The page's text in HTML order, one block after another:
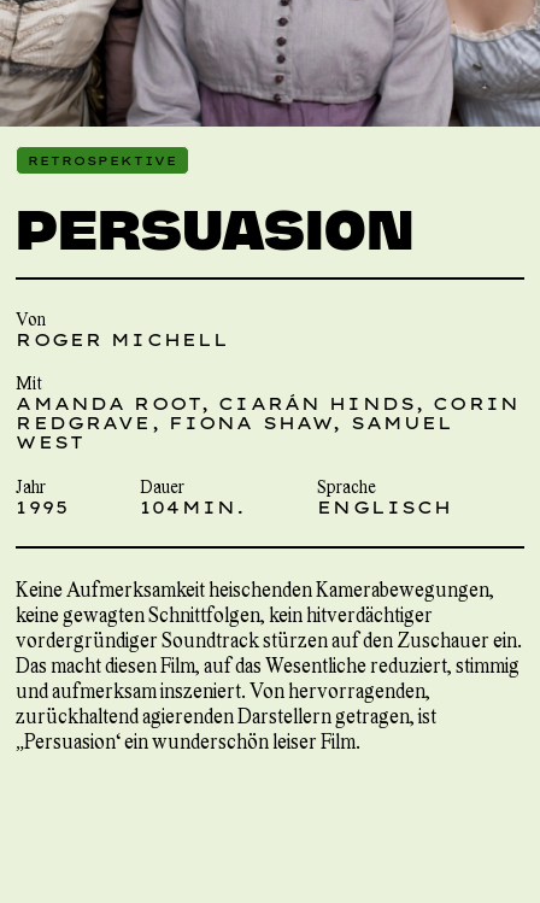
RETROSPEKTIVE
PERSUASION
Von
ROGER MICHELL
Mit
AMANDA ROOT, CIARÁN HINDS, CORIN
REDGRAVE, FIONA SHAW, SAMUEL
WEST
Jahr
1995
Dauer
104MIN.
Sprache
ENGLISCH
Keine Aufmerksamkeit heischenden Kamerabewegungen,
keine gewagten Schnittfolgen, kein hitverdächtiger
vordergründiger Soundtrack stürzen auf den Zuschauer ein.
Das macht diesen Film, auf das Wesentliche reduziert, stimmig
und aufmerksam inszeniert. Von hervorragenden,
zurückhaltend agierenden Darstellern getragen, ist
„Persuasion“ ein wunderschön leiser Film.